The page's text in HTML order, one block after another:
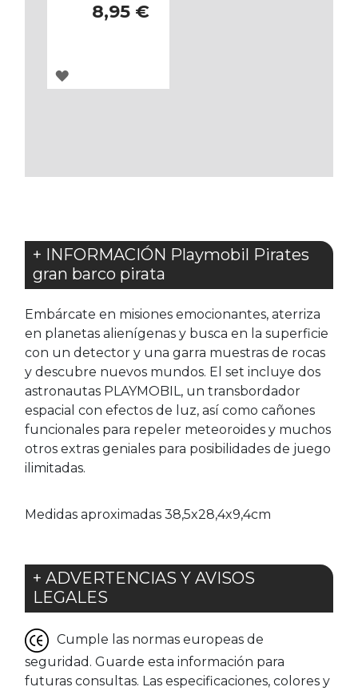
8,95 €
AGREGAR
+ INFORMACIÓN Playmobil Pirates
gran barco pirata
Embárcate en misiones emocionantes, aterriza
en planetas alienígenas y busca en la superficie
con un detector y una garra muestras de rocas
y descubre nuevos mundos. El set incluye dos
astronautas PLAYMOBIL, un transbordador
espacial con efectos de luz, así como cañones
funcionales para repeler meteoroides y muchos
otros extras geniales para posibilidades de juego
ilimitadas.
Medidas aproximadas 38,5x28,4x9,4cm
+ ADVERTENCIAS Y AVISOS
LEGALES
Cumple las normas europeas de
seguridad. Guarde esta información para
futuras consultas. Las especificaciones, colores y